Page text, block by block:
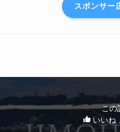
スポンサー
この
いいね